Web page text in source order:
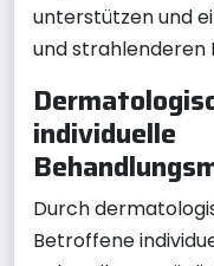
unterstützen und
und strahlenderen
individuelle
Durch
Betroffene